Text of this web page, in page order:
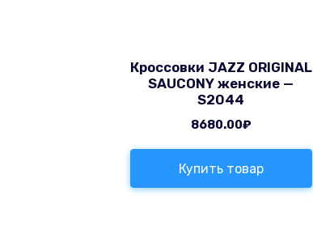
Кроссовки JAZZ ORIGINAL
SAUCONY женские —
S2044
8680.00₽
Купить товар